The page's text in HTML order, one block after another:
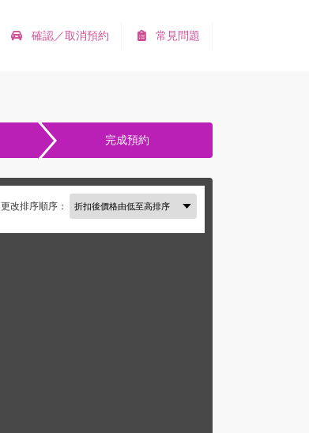
常見問題
確認／取消預約
完成預約
更改排序順序：